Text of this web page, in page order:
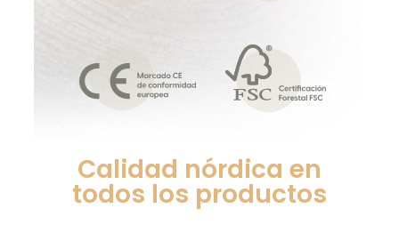
Calidad nórdica en
todos los productos